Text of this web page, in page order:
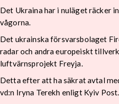
Det Ukraina har i nuläget räcker
vågorna.
Det ukrainska försvarsbolaget
radar och andra europeiskt
luftvärnsprojekt Freyja.
Detta efter att ha säkrat avtal
vd:n Iryna Terekh enligt Kyiv Post.